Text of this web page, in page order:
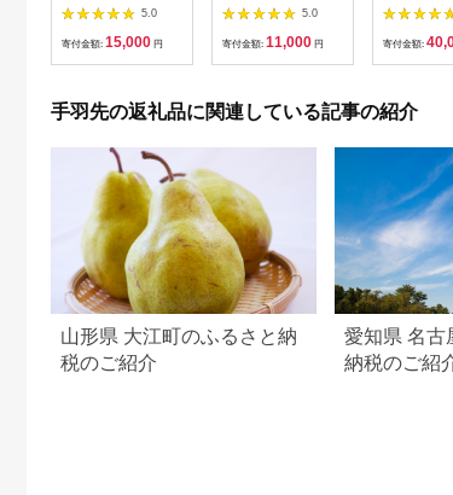
5.0
寄付金額: 15,000 円
2kg ブランド鶏 お得
パック 詰め合わせ 土
佐はちきん地鶏 簡単
てばもと とり肉 鳥肉
セット ギフト 贈答用
ME046_x
5.0
寄付金額: 11,000 円
の手羽先 （
寄付金額:
手羽先の返礼品に関連している記事の紹介
山形県 大江町のふるさと納
税のご紹介
愛知県 名古
納税のご紹